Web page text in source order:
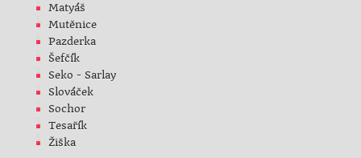
Matyáš
Mutěnice
Pazderka
Šefčík
Seko - Sarlay
Slováček
Sochor
Tesařík
Žiška